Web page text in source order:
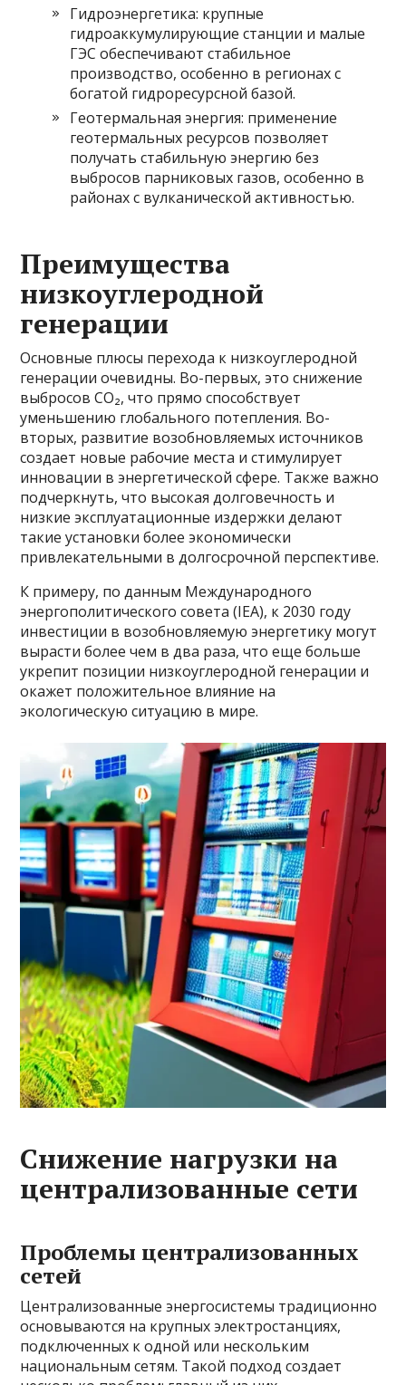
Гидроэнергетика: крупные
гидроаккумулирующие станции и малые
ГЭС обеспечивают стабильное
производство, особенно в регионах с
богатой гидроресурсной базой.
Геотермальная энергия: применение
геотермальных ресурсов позволяет
получать стабильную энергию без
выбросов парниковых газов, особенно в
районах с вулканической активностью.
Преимущества
низкоуглеродной
генерации
Основные плюсы перехода к низкоуглеродной
генерации очевидны. Во-первых, это снижение
выбросов CO₂, что прямо способствует
уменьшению глобального потепления. Во-
вторых, развитие возобновляемых источников
создает новые рабочие места и стимулирует
инновации в энергетической сфере. Также важно
подчеркнуть, что высокая долговечность и
низкие эксплуатационные издержки делают
такие установки более экономически
привлекательными в долгосрочной перспективе.
К примеру, по данным Международного
энергополитического совета (IEA), к 2030 году
инвестиции в возобновляемую энергетику могут
вырасти более чем в два раза, что еще больше
укрепит позиции низкоуглеродной генерации и
окажет положительное влияние на
экологическую ситуацию в мире.
Снижение нагрузки на
централизованные сети
Проблемы централизованных
сетей
Централизованные энергосистемы традиционно
основываются на крупных электростанциях,
подключенных к одной или нескольким
национальным сетям. Такой подход создает